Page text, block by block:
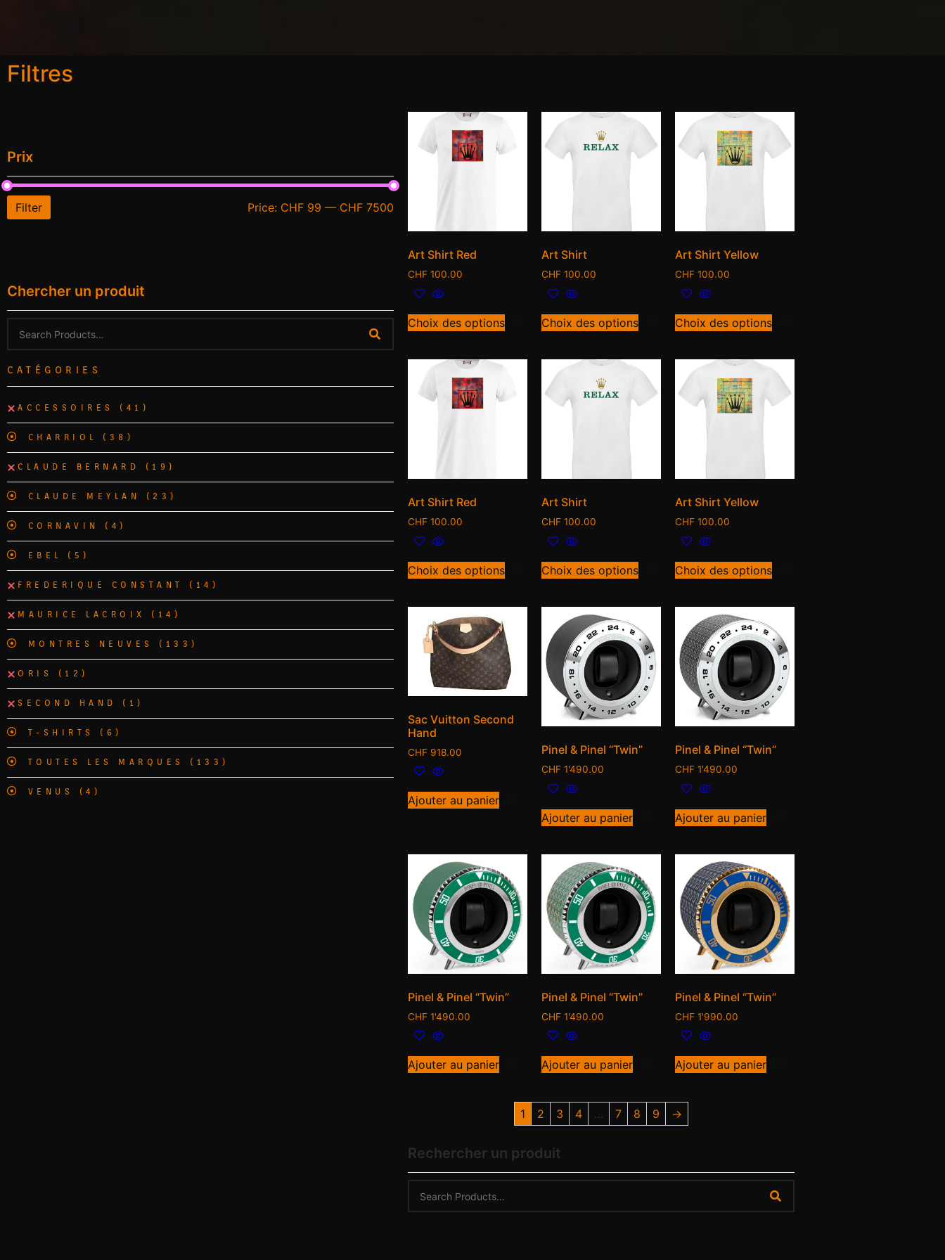
Filtres
Prix
Filter Price: CHF 99 — CHF 7500
Chercher un produit
CATÉGORIES
ACCESSOIRES (41)
CHARRIOL (38)
CLAUDE BERNARD (19)
CLAUDE MEYLAN (23)
CORNAVIN (4)
EBEL (5)
FREDERIQUE CONSTANT (14)
MAURICE LACROIX (14)
MONTRES NEUVES (133)
ORIS (12)
SECOND HAND (1)
T-SHIRTS (6)
TOUTES LES MARQUES (133)
VENUS (4)
Art Shirt Red
CHF 100.00
Choix des options
Art Shirt
CHF 100.00
Choix des options
Art Shirt Yellow
CHF 100.00
Choix des options
Art Shirt Red
CHF 100.00
Choix des options
Art Shirt
CHF 100.00
Choix des options
Art Shirt Yellow
CHF 100.00
Choix des options
Sac Vuitton Second
Hand
CHF 918.00
Ajouter au panier
Pinel & Pinel “Twin”
CHF 1'490.00
Ajouter au panier
Pinel & Pinel “Twin”
CHF 1'490.00
Ajouter au panier
Pinel & Pinel “Twin”
CHF 1'490.00
Ajouter au panier
Pinel & Pinel “Twin”
CHF 1'490.00
Ajouter au panier
Pinel & Pinel “Twin”
CHF 1'990.00
Ajouter au panier
1 2 3 4 … 7 8 9 →
Rechercher un produit